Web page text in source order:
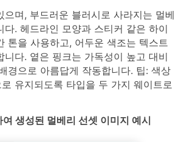
으며, 부드러운 블러시로 사라지는 멀베
다. 헤드라인 모양과 스티커 같은 하이
톤을 사용하고, 어두운 색조는 텍스트
니다. 옅은 핑크는 가독성이 높고 대비
경으로 아름답게 작동합니다. 팁: 색상
유지되도록 타입을 두 가지 웨이트로
생성된 멀베리 선셋 이미지 예시